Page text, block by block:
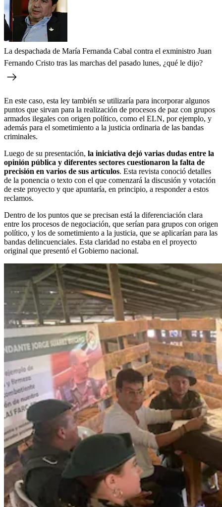
La despachada de María Fernanda Cabal contra el exministro Juan
Fernando Cristo tras las marchas del pasado lunes, ¿qué le dijo?
En este caso, esta ley también se utilizaría para incorporar algunos
puntos que sirvan para la realización de procesos de paz con grupos
armados ilegales con origen político, como el ELN, por ejemplo, y
además para el sometimiento a la justicia ordinaria de las bandas
criminales.
Luego de su presentación, la iniciativa dejó varias dudas entre la
opinión pública y diferentes sectores cuestionaron la falta de
precisión en varios de sus artículos. Esta revista conoció detalles
de la ponencia o texto con el que comenzará la discusión y votación
de este proyecto y que apuntaría, en principio, a responder a estos
reclamos.
Dentro de los puntos que se precisan está la diferenciación clara
entre los procesos de negociación, que serían para grupos con origen
político, y los de sometimiento a la justicia, que se aplicarían para las
bandas delincuenciales. Esta claridad no estaba en el proyecto
original que presentó el Gobierno nacional.